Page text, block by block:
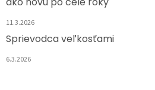
11.3.2026
Sprievodca veľkosťami
6.3.2026